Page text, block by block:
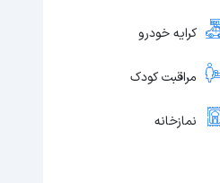
کرایه خودرو
مراقبت کودک
نمازخانه